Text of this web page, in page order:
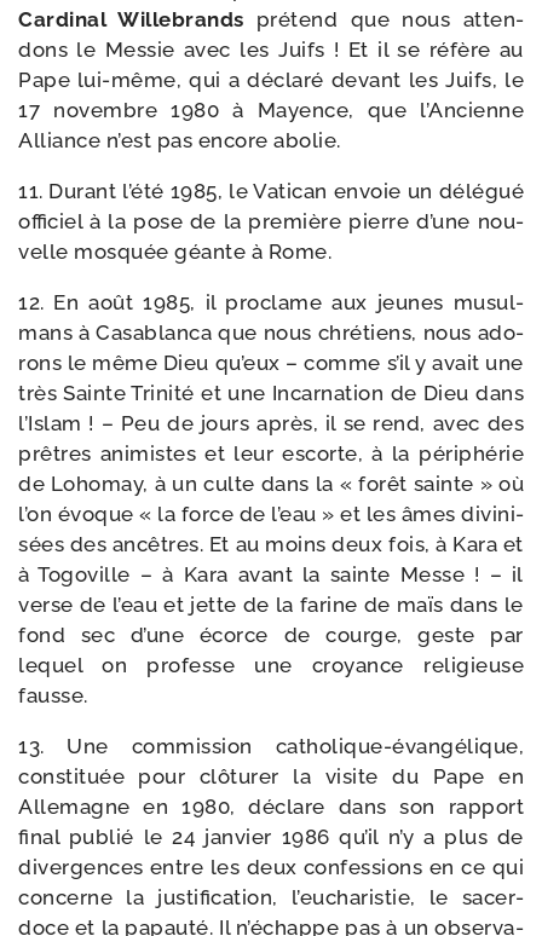
Cardinal Willebrands pré­tend que nous atten­
dons le Messie avec les Juifs ! Et il se réfère au
Pape lui-​même, qui a décla­ré devant les Juifs, le
17 novembre 1980 à Mayence, que l’Ancienne
Alliance n’est pas encore abolie.
11. Durant l’été 1985, le Vatican envoie un délé­gué
offi­ciel à la pose de la pre­mière pierre d’une nou­
velle mos­quée géante à Rome.
12. En août 1985, il pro­clame aux jeunes musul­
mans à Casablanca que nous chré­tiens, nous ado­
rons le même Dieu qu’eux – comme s’il y avait une
très Sainte Trinité et une Incarnation de Dieu dans
l’Islam ! – Peu de jours après, il se rend, avec des
prêtres ani­mistes et leur escorte, à la péri­phé­rie
de Lohomay, à un culte dans la « forêt sainte » où
l’on évoque « la force de l’eau » et les âmes divi­ni­
sées des ancêtres. Et au moins deux fois, à Kara et
à Togoville – à Kara avant la sainte Messe ! – il
verse de l’eau et jette de la farine de maïs dans le
fond sec d’une écorce de courge, geste par
lequel on pro­fesse une croyance reli­gieuse
fausse.
13. Une com­mis­sion catholique-​évangélique,
consti­tuée pour clô­tu­rer la visite du Pape en
Allemagne en 1980, déclare dans son rap­port
final publié le 24 jan­vier 1986 qu’il n’y a plus de
diver­gences entre les deux confes­sions en ce qui
concerne la jus­ti­fi­ca­tion, l’eucharistie, le sacer­
doce et la papau­té. Il n’échappe pas à un obser­va­